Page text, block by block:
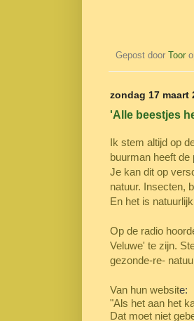
Gepost door Toor
zondag 17 maart
'Alle beestjes
Ik stem altijd op
buurman heeft de
Je kan dit op
natuur. Insecten,
En het is
Op de radio
Veluwe' te zijn.
gezonde-re-
Van hun website:
"Als het aan het
Dat moet niet